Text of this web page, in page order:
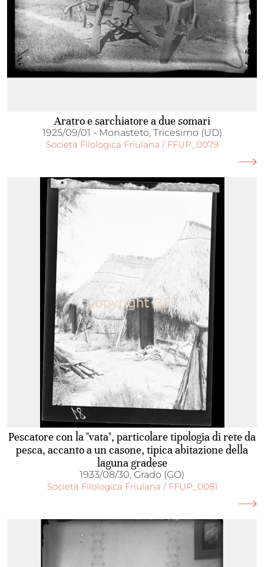
Aratro e sarchiatore a due somari
1925/09/01 - Monasteto, Tricesimo (UD)
Società Filologica Friulana / FFUP_0079
Pescatore con la "vata", particolare tipologia di rete da
pesca, accanto a un casone, tipica abitazione della
laguna gradese
1933/08/30, Grado (GO)
Società Filologica Friulana / FFUP_0081